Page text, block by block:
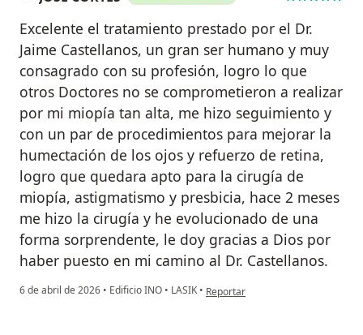
Excelente el tratamiento prestado por el Dr.
Jaime Castellanos, un gran ser humano y muy
consagrado con su profesión, logro lo que
otros Doctores no se comprometieron a realizar
por mi miopía tan alta, me hizo seguimiento y
con un par de procedimientos para mejorar la
humectación de los ojos y refuerzo de retina,
logro que quedara apto para la cirugía de
miopía, astigmatismo y presbicia, hace 2 meses
me hizo la cirugía y he evolucionado de una
forma sorprendente, le doy gracias a Dios por
haber puesto en mi camino al Dr. Castellanos.
6 de abril de 2026 • Edificio INO • LASIK • en opinión del usuario JOSÉ
Reportar